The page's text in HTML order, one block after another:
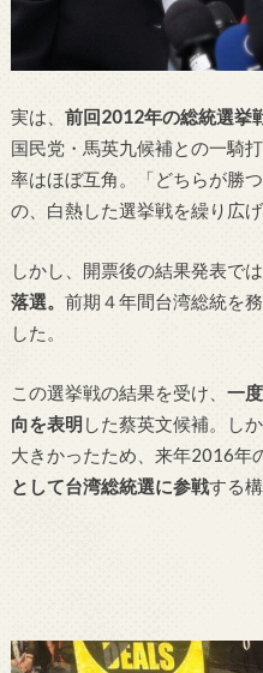
実は、 前回2012年の総統選挙
国民党・馬英九候補との一騎
率はほぼ互角。「どちらが勝
の、白熱した選挙戦を繰り広げ
しかし、開票後の結果発表では
落選。 前期４年間台湾総統を
した。
この選挙戦の結果を受け、 一
向を表明 した蔡英文候補。し
大きかったため、来年2016年
として台湾総統選に参戦する構